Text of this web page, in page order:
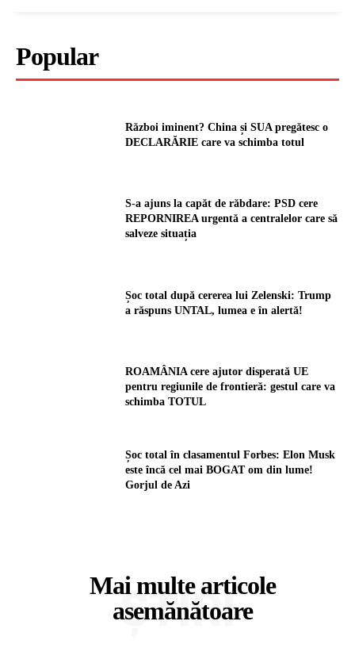
Popular
Război iminent? China și SUA pregătesc o
DECLARĂRIE care va schimba totul
S-a ajuns la capăt de răbdare: PSD cere
REPORNIREA urgentă a centralelor care să
salveze situația
Șoc total după cererea lui Zelenski: Trump
a răspuns UNTAL, lumea e în alertă!
ROAMÂNIA cere ajutor disperată UE
pentru regiunile de frontieră: gestul care va
schimba TOTUL
Șoc total în clasamentul Forbes: Elon Musk
este încă cel mai BOGAT om din lume!
Gorjul de Azi
Mai multe articole
asemănătoare
ȘTIRI